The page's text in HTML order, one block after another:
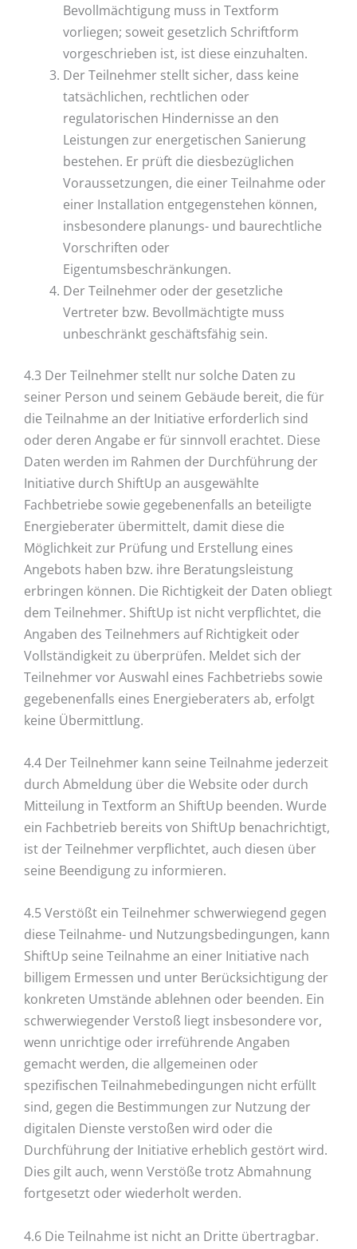
Bevollmächtigung muss in Textform
vorliegen; soweit gesetzlich Schriftform
vorgeschrieben ist, ist diese einzuhalten.
Der Teilnehmer stellt sicher, dass keine
tatsächlichen, rechtlichen oder
regulatorischen Hindernisse an den
Leistungen zur energetischen Sanierung
bestehen. Er prüft die diesbezüglichen
Voraussetzungen, die einer Teilnahme oder
einer Installation entgegenstehen können,
insbesondere planungs- und baurechtliche
Vorschriften oder
Eigentumsbeschränkungen.
Der Teilnehmer oder der gesetzliche
Vertreter bzw. Bevollmächtigte muss
unbeschränkt geschäftsfähig sein.
4.3 Der Teilnehmer stellt nur solche Daten zu
seiner Person und seinem Gebäude bereit, die für
die Teilnahme an der Initiative erforderlich sind
oder deren Angabe er für sinnvoll erachtet. Diese
Daten werden im Rahmen der Durchführung der
Initiative durch ShiftUp an ausgewählte
Fachbetriebe sowie gegebenenfalls an beteiligte
Energieberater übermittelt, damit diese die
Möglichkeit zur Prüfung und Erstellung eines
Angebots haben bzw. ihre Beratungsleistung
erbringen können. Die Richtigkeit der Daten obliegt
dem Teilnehmer. ShiftUp ist nicht verpflichtet, die
Angaben des Teilnehmers auf Richtigkeit oder
Vollständigkeit zu überprüfen. Meldet sich der
Teilnehmer vor Auswahl eines Fachbetriebs sowie
gegebenenfalls eines Energieberaters ab, erfolgt
keine Übermittlung.
4.4 Der Teilnehmer kann seine Teilnahme jederzeit
durch Abmeldung über die Website oder durch
Mitteilung in Textform an ShiftUp beenden. Wurde
ein Fachbetrieb bereits von ShiftUp benachrichtigt,
ist der Teilnehmer verpflichtet, auch diesen über
seine Beendigung zu informieren.
4.5 Verstößt ein Teilnehmer schwerwiegend gegen
diese Teilnahme- und Nutzungsbedingungen, kann
ShiftUp seine Teilnahme an einer Initiative nach
billigem Ermessen und unter Berücksichtigung der
konkreten Umstände ablehnen oder beenden. Ein
schwerwiegender Verstoß liegt insbesondere vor,
wenn unrichtige oder irreführende Angaben
gemacht werden, die allgemeinen oder
spezifischen Teilnahmebedingungen nicht erfüllt
sind, gegen die Bestimmungen zur Nutzung der
digitalen Dienste verstoßen wird oder die
Durchführung der Initiative erheblich gestört wird.
Dies gilt auch, wenn Verstöße trotz Abmahnung
fortgesetzt oder wiederholt werden.
4.6 Die Teilnahme ist nicht an Dritte übertragbar.